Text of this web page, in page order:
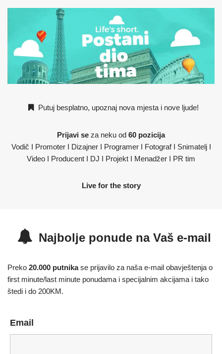
Putuj besplatno, upoznaj nova mjesta i nove ljude!
Prijavi se za neku od 60 pozicija
Vodič I Promoter I Dizajner I Programer I Fotograf I Snimatelj I
Video I Producent I DJ I Projekt I Menadžer I PR tim
Live for the story
Najbolje ponude na Vaš e-mail
Preko 20.000 putnikase prijavilo za naša e-mail obavještenja o
first minute/last minute ponudama i specijalnim akcijama i tako
štedi i do 200KM.
Email